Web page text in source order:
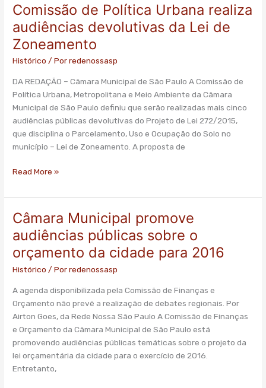
Comissão de Política Urbana realiza
audiências devolutivas da Lei de
Zoneamento
Histórico / Porredenossasp
DA REDAÇÃO – Câmara Municipal de São Paulo A Comissão de
Política Urbana, Metropolitana e Meio Ambiente da Câmara
Municipal de São Paulo definiu que serão realizadas mais cinco
audiências públicas devolutivas do Projeto de Lei 272/2015,
que disciplina o Parcelamento, Uso e Ocupação do Solo no
município – Lei de Zoneamento. A proposta de
Comissão
Política
Urbana
realiza
devolutivas
da
Lei
de
Zoneamento
Read More »
Câmara Municipal promove
audiências públicas sobre o
orçamento da cidade para 2016
Histórico / Porredenossasp
A agenda disponibilizada pela Comissão de Finanças e
Orçamento não prevê a realização de debates regionais. Por
Airton Goes, da Rede Nossa São Paulo A Comissão de Finanças
e Orçamento da Câmara Municipal de São Paulo está
promovendo audiências públicas temáticas sobre o projeto da
lei orçamentária da cidade para o exercício de 2016.
Entretanto,
Câmara
Municipal
promove
audiências
públicas
o
orçamento
da
cidade
para
2016